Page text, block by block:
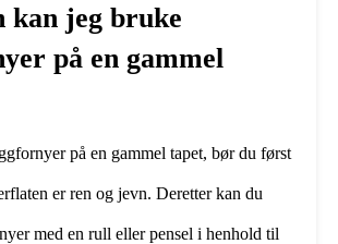
kan jeg bruke
på en gammel
på en gammel tapet, bør du først
er ren og jevn. Deretter kan du
med en rull eller pensel i henhold til